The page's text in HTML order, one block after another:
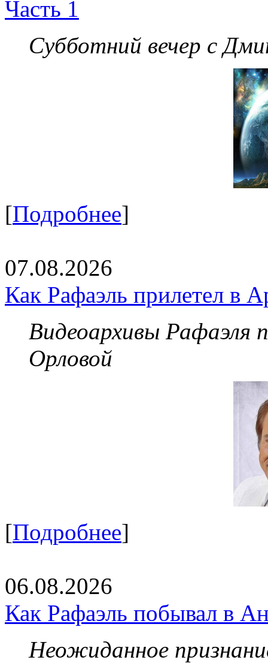
Часть 1
Субботний вечер с
[Подробнее]
07.08.2026
Как Рафаэль прилетел в
Видеоархивы Рафаэля
Орловой
[Подробнее]
06.08.2026
Как Рафаэль побывал в
Неожиданное